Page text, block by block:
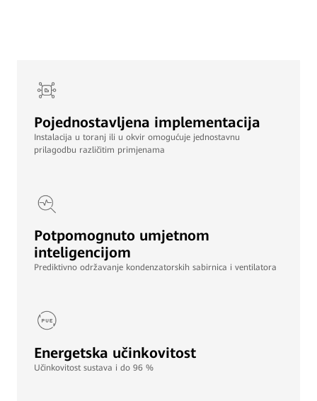
Pojednostavljena implementacija
Instalacija u toranj ili u okvir omogućuje jednostavnu
prilagodbu različitim primjenama
Potpomognuto umjetnom
inteligencijom
Prediktivno održavanje kondenzatorskih sabirnica i ventilatora
Energetska učinkovitost
Učinkovitost sustava i do 96 %